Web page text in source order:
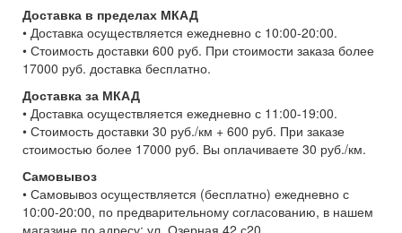
Доставка в пределах МКАД
• Доставка осуществляется ежедневно с 10:00-20:00.
• Стоимость доставки 600 руб. При стоимости заказа более
17000 руб. доставка бесплатно.
Доставка за МКАД
• Доставка осуществляется ежедневно с 11:00-19:00.
• Стоимость доставки 30 руб./км + 600 руб. При заказе
стоимостью более 17000 руб. Вы оплачиваете 30 руб./км.
Самовывоз
• Самовывоз осуществляется (бесплатно) ежедневно с
10:00-20:00, по предварительному согласованию, в нашем